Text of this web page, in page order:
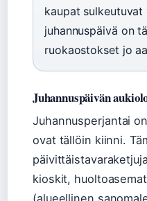
kaupat sulkeutuvat
juhannuspäivä on
ruokaostokset jo
Juhannuspäivän
Juhannusperjantai
ovat tällöin kiinni.
kioskit,